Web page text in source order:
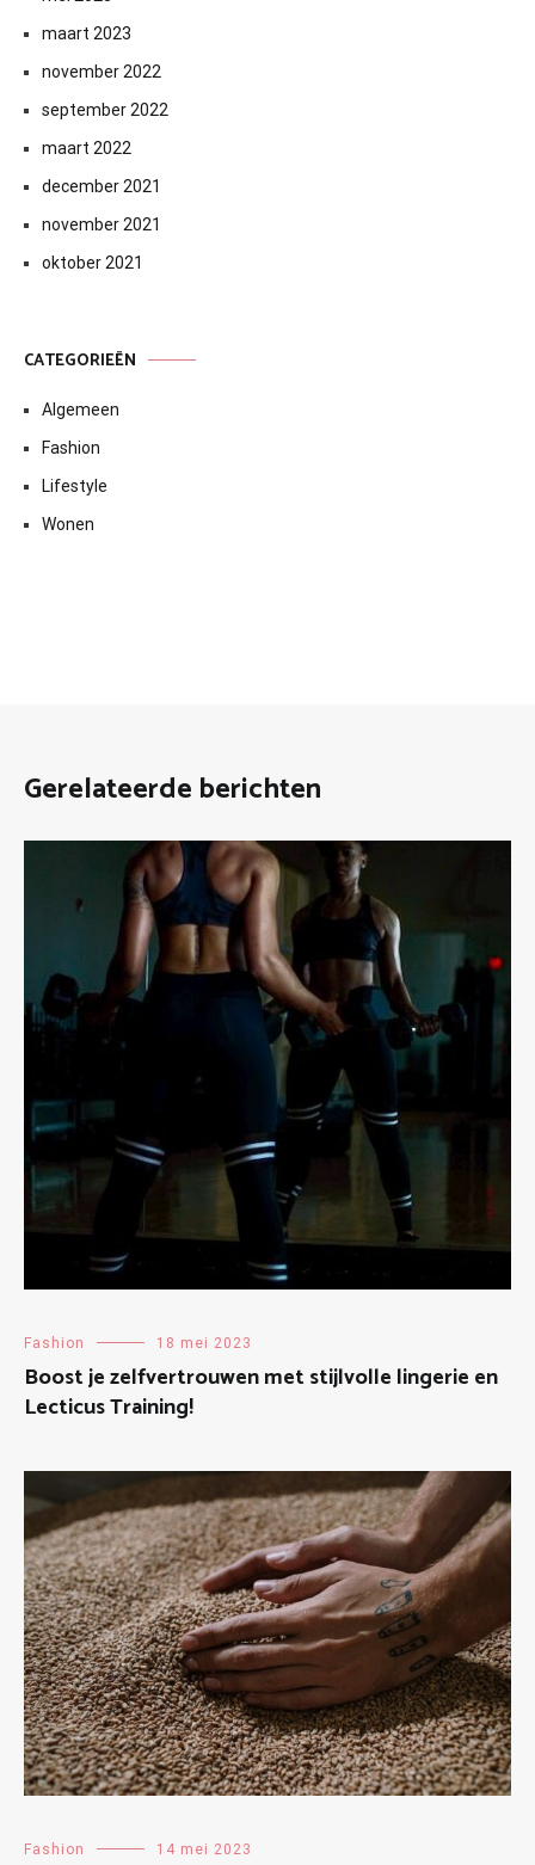
maart 2023
november 2022
september 2022
maart 2022
december 2021
november 2021
oktober 2021
CATEGORIEËN
Algemeen
Fashion
Lifestyle
Wonen
Gerelateerde berichten
Fashion 18 mei 2023
Boost je zelfvertrouwen met stijlvolle lingerie en
Lecticus Training!
Fashion 14 mei 2023